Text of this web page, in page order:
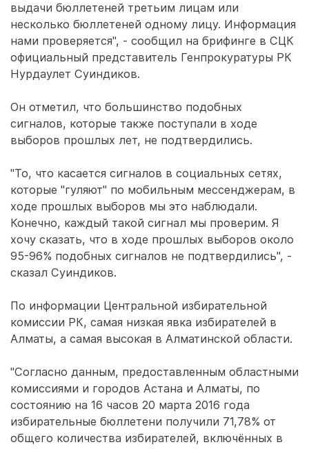
выдачи бюллетеней третьим лицам или
несколько бюллетеней одному лицу. Информация
нами проверяется", - сообщил на брифинге в СЦК
официальный представитель Генпрокуратуры РК
Нурдаулет Суиндиков.
Он отметил, что большинство подобных
сигналов, которые также поступали в ходе
выборов прошлых лет, не подтвердились.
"То, что касается сигналов в социальных сетях,
которые "гуляют" по мобильным мессенджерам, в
ходе прошлых выборов мы это наблюдали.
Конечно, каждый такой сигнал мы проверим. Я
хочу сказать, что в ходе прошлых выборов около
95-96% подобных сигналов не подтвердились", -
сказал Суиндиков.
По информации Центральной избирательной
комиссии РК, самая низкая явка избирателей в
Алматы, а самая высокая в Алматинской области.
"Согласно данным, предоставленным областными
комиссиями и городов Астана и Алматы, по
состоянию на 16 часов 20 марта 2016 года
избирательные бюллетени получили 71,78% от
общего количества избирателей, включённых в